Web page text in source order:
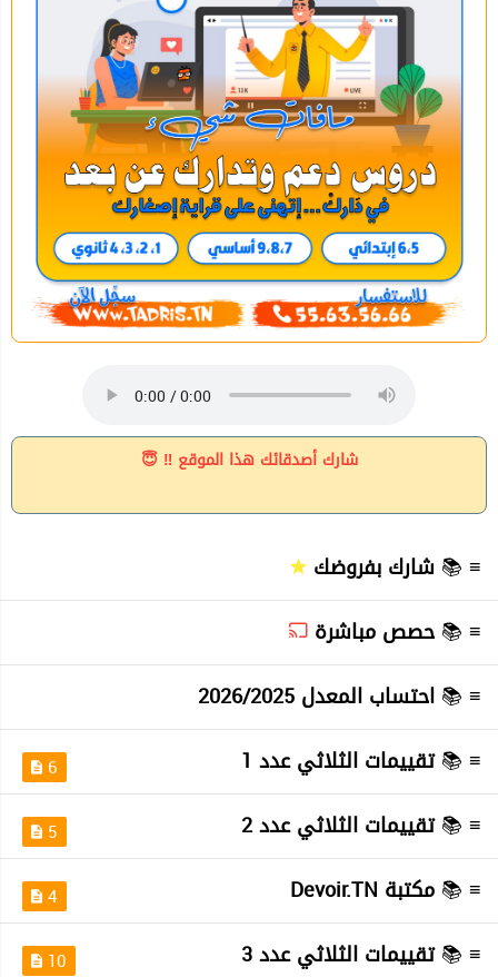
شارك أصدقائك هذا الموقع ‼ 😇
≡ 📚 شارك بفروضك
≡ 📚 حصص مباشرة
≡ 📚 احتساب المعدل 2026/2025
≡ 📚تقييمات الثلاثي عدد 1 6
≡ 📚تقييمات الثلاثي عدد 2 5
≡ 📚 مكتبة Devoir.TN 4
≡ 📚تقييمات الثلاثي عدد 3 10